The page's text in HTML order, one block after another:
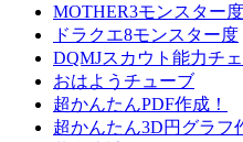
MOTHER3モンスター度
ドラクエ8モンスター度
DQMJスカウト能力チ
おはようチューブ
超かんたんPDF作成！
超かんたん3D円グラフ